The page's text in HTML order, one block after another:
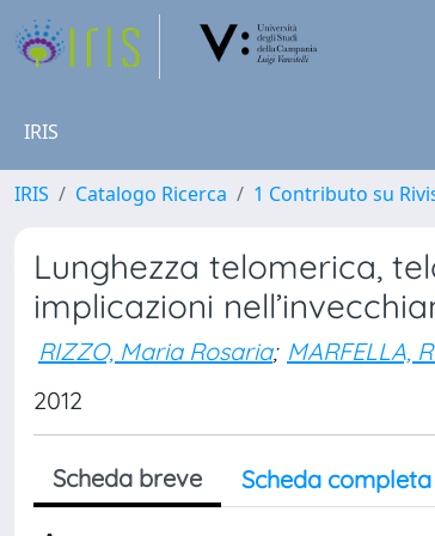
IRIS
IRIS Catalogo Ricerca 1 Contributo su
Lunghezza telomerica,
implicazioni
RIZZO, Maria Rosaria; MARFELLA,
2012
Scheda breve Scheda completa